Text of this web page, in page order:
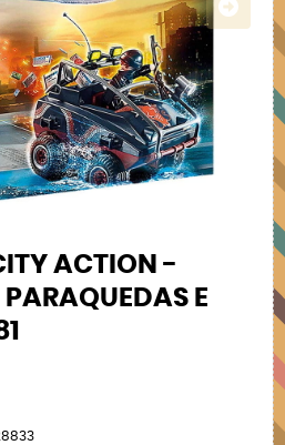
ACTION -
E